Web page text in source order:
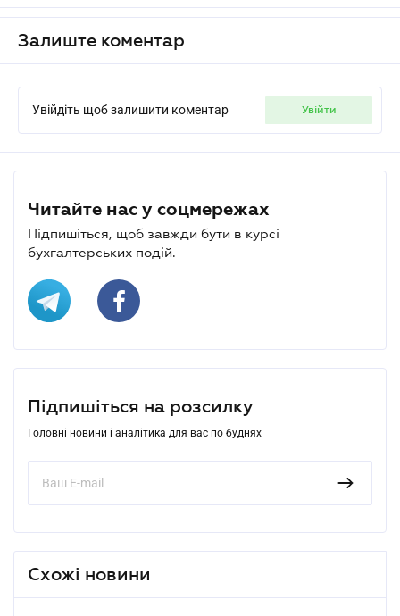
Залиште коментар
Увійдіть щоб залишити коментар увійти
Читайте нас у соцмережах
Підпишіться, щоб завжди бути в курсі
бухгалтерських подій.
Підпишіться на розсилку
Головні новини і аналітика для вас по буднях
Схожі новини